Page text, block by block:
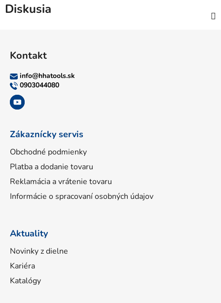
Diskusia
Kontakt
info@hhatools.sk
0903044080
Zákaznícky servis
Obchodné podmienky
Platba a dodanie tovaru
Reklamácia a vrátenie tovaru
Informácie o spracovaní osobných údajov
Aktuality
Novinky z dielne
Kariéra
Katalógy